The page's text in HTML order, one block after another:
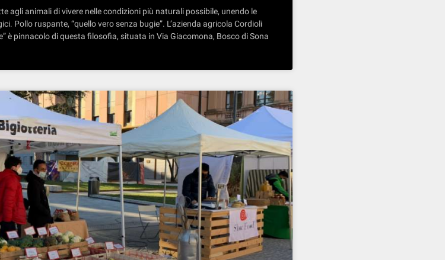
agli animali di vivere nelle condizioni più naturali possibile, unendo le
Pollo ruspante, “quello vero senza bugie”. L’azienda agricola Cordioli
è pinnacolo di questa filosofia, situata in Via Giacomona, Bosco di Sona